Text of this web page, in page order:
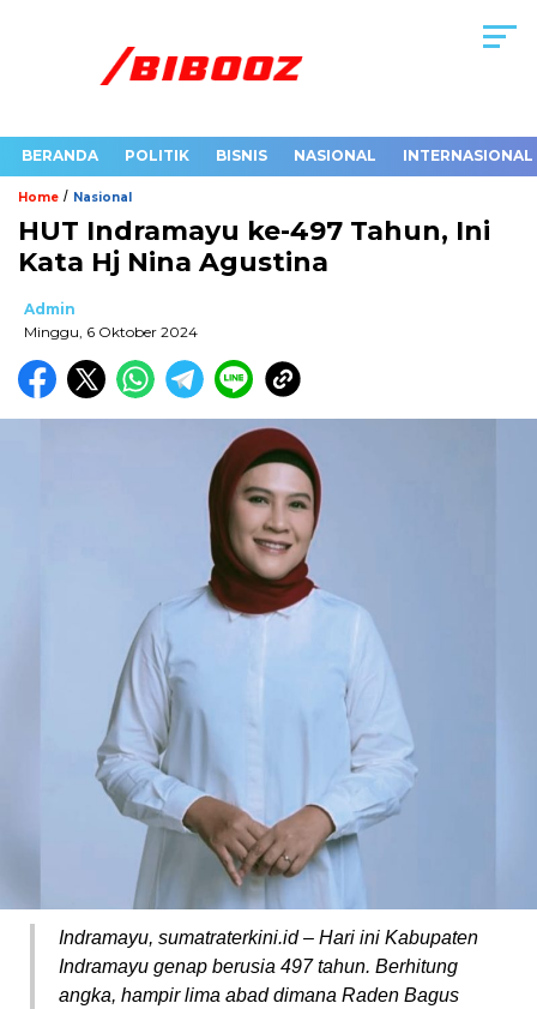
BERANDA POLITIK BISNIS NASIONAL INTERNASIONAL
Home / Nasional
HUT Indramayu ke-497 Tahun, Ini
Kata Hj Nina Agustina
Admin
Minggu, 6 Oktober 2024
Indramayu, sumatraterkini.id – Hari ini Kabupaten
Indramayu genap berusia 497 tahun. Berhitung
angka, hampir lima abad dimana Raden Bagus